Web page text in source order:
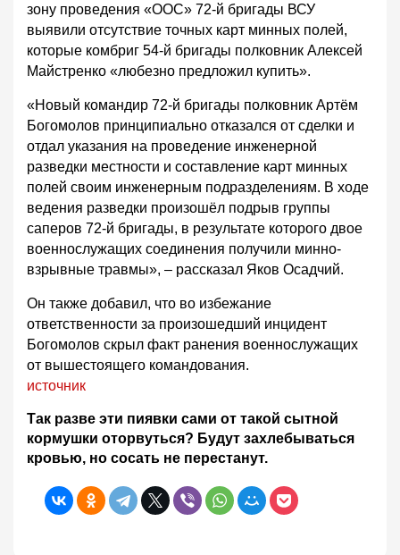
зону проведения «ООС» 72-й бригады ВСУ
выявили отсутствие точных карт минных полей,
которые комбриг 54-й бригады полковник Алексей
Майстренко «любезно предложил купить».
«Новый командир 72-й бригады полковник Артём
Богомолов принципиально отказался от сделки и
отдал указания на проведение инженерной
разведки местности и составление карт минных
полей своим инженерным подразделениям. В ходе
ведения разведки произошёл подрыв группы
саперов 72-й бригады, в результате которого двое
военнослужащих соединения получили минно-
взрывные травмы», – рассказал Яков Осадчий.
Он также добавил, что во избежание
ответственности за произошедший инцидент
Богомолов скрыл факт ранения военнослужащих
от вышестоящего командования.
источник
Так разве эти пиявки сами от такой сытной
кормушки оторвуться? Будут захлебываться
кровью, но сосать не перестанут.